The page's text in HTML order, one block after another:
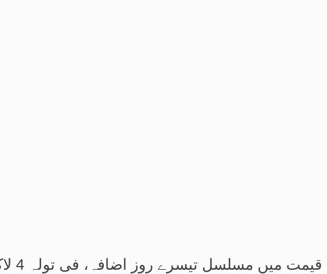
مسلسل تیسرے روز اضافہ، فی تولہ 4 لاکھ 54 ہزار 336 روپے کا ہوگیا